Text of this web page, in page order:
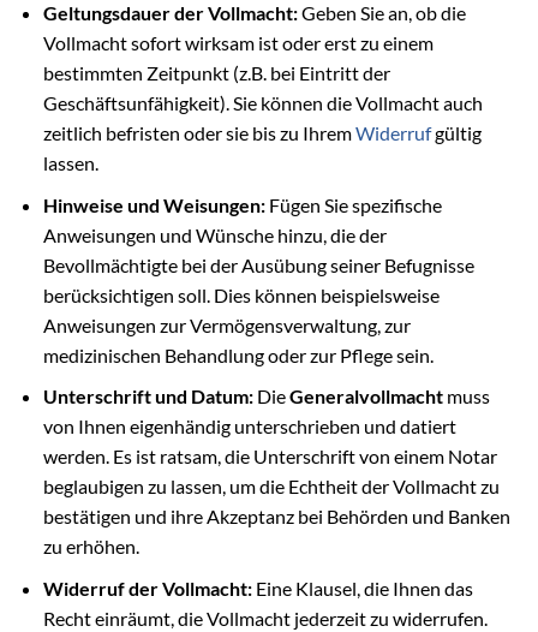
Geltungsdauer der Vollmacht:Geben Sie an, ob die
Vollmacht sofort wirksam ist oder erst zu einem
bestimmten Zeitpunkt (z.B. bei Eintritt der
Geschäftsunfähigkeit). Sie können die Vollmacht auch
zeitlich befristen oder sie bis zu IhremWiderrufgültig
lassen.
Hinweise und Weisungen:Fügen Sie spezifische
Anweisungen und Wünsche hinzu, die der
Bevollmächtigte bei der Ausübung seiner Befugnisse
berücksichtigen soll. Dies können beispielsweise
Anweisungen zur Vermögensverwaltung, zur
medizinischen Behandlung oder zur Pflege sein.
Unterschrift und Datum:DieGeneralvollmachtmuss
von Ihnen eigenhändig unterschrieben und datiert
werden. Es ist ratsam, die Unterschrift von einem Notar
beglaubigen zu lassen, um die Echtheit der Vollmacht zu
bestätigen und ihre Akzeptanz bei Behörden und Banken
zu erhöhen.
Widerruf der Vollmacht:Eine Klausel, die Ihnen das
Recht einräumt, die Vollmacht jederzeit zu widerrufen.